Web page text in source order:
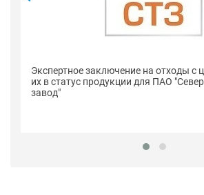
Экспертное заключение на отходы с
их в статус продукции для ПАО
завод"